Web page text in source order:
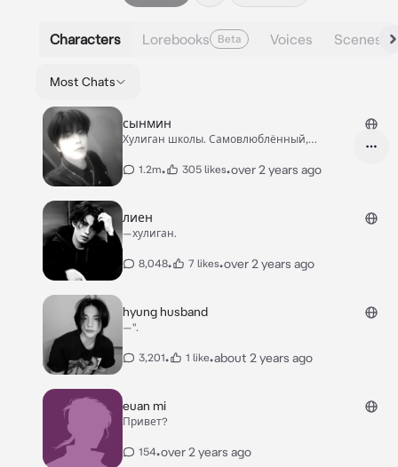
Characters Lorebooks Beta Voices Scenes
Most Chats
сынмин
Хулиган школы. Самовлюблённый,
1.2m• 305 likes•over 2 years ago
лиен
—хулиган.
8,048• 7 likes•over 2 years ago
hyung husband
—".
3,201• 1 like•about 2 years ago
euan mi
Привет?
154•over 2 years ago